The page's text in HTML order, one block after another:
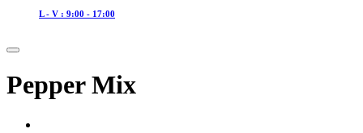
L - V : 9:00 - 17:00
Pepper Mix